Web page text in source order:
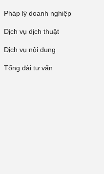
Pháp lý doanh nghiệp
Dịch vụ dịch thuật
Dịch vụ nội dung
Tổng đài tư vấn